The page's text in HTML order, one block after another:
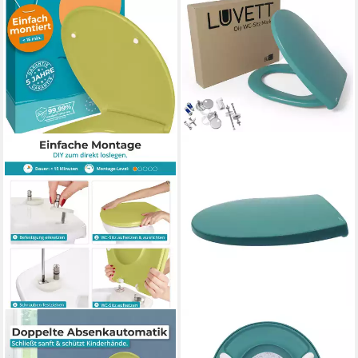
CALMWATERS
WC-Sitz Original, Premium,
WC-Sitz C100 mit